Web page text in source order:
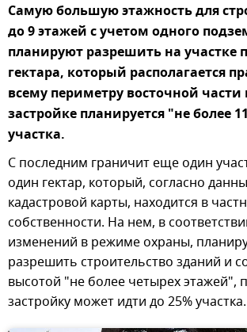
Самую большую этажность для
до 9 этажей с учетом одного
планируют разрешить на участке
гектара, который располагается
всему периметру восточной части
застройке планируется "не более
участка.
С последним граничит еще один
один гектар, который, согласно
кадастровой карты, находится в
собственности. На нем, в
изменений в режиме охраны,
разрешить строительство зданий и
высотой "не более четырех этажей",
застройку может идти до 25% участка.